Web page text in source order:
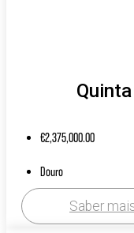
€2,375,000.00
Douro
Saber